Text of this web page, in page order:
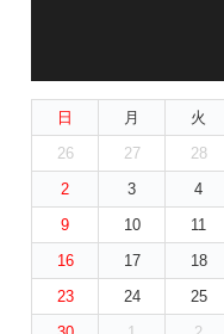
日 月 火
26
27 28
2
3 4
9
10 11
16
17 18
23
24 25